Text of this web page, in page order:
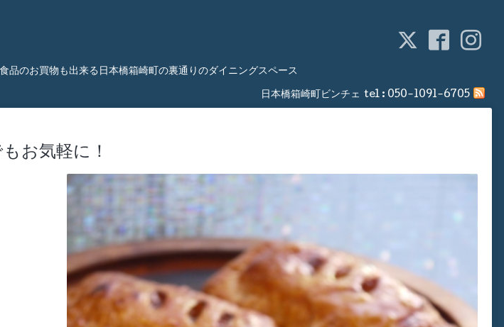
のお買物も出来る日本橋箱崎町の裏通りのダイニングスペース
日本橋箱崎町ビンチェ tel : 050-1091-6705
お気軽に！